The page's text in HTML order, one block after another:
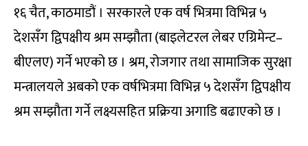
१६ चैत, काठमाडौं । सरकारले एक वर्ष भित्रमा विभिन्न ५
देशसँग द्विपक्षीय श्रम सम्झौता (बाइलेटरल लेबर एग्रिमेन्ट–
बीएलए) गर्ने भएको छ । श्रम, रोजगार तथा सामाजिक सुरक्षा
मन्त्रालयले अबको एक वर्षभित्रमा विभिन्न ५ देशसँग द्विपक्षीय
श्रम सम्झौता गर्ने लक्ष्यसहित प्रक्रिया अगाडि बढाएको छ ।